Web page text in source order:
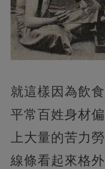
就這樣因為飲
平常百姓身材
上大量的苦力
線條看起來格外